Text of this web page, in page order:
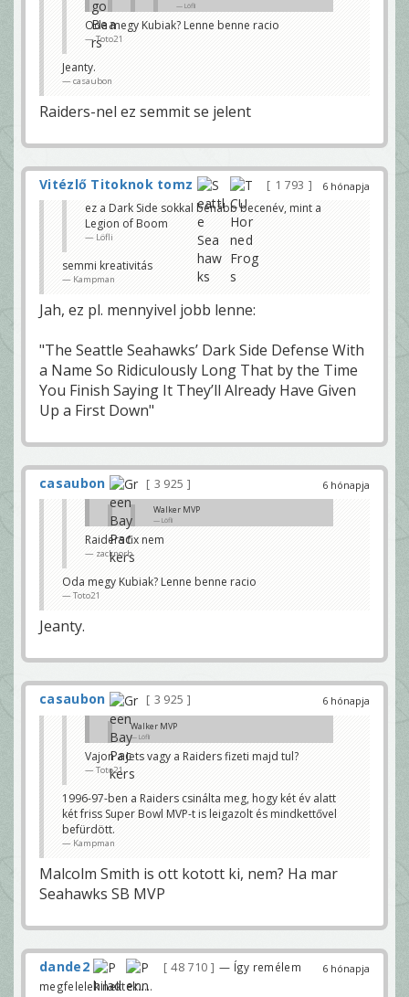
Löfli
Elsètál a SB MVP címmel 🙂
zacknorb
Oda megy Kubiak? Lenne benne racio
Toto21
Jeanty.
casaubon
Raiders-nel ez semmit se jelent
6 hónapja
Vitézlő Titoknok tomz
1 793
ez a Dark Side sokkal bénább becenév, mint a
Legion of Boom
Löfli
semmi kreativitás
Kampman
Jah, ez pl. mennyivel jobb lenne:
"The Seattle Seahawks’ Dark Side Defense With
a Name So Ridiculously Long That by the Time
You Finish Saying It They’ll Already Have Given
Up a First Down"
6 hónapja
casaubon 3 925
Walker MVP
Löfli
Elsètál a SB MVP címmel 🙂
Vajon a Jets vagy a Raiders fizeti majd tul?
Raiders fix nem
zacknorb
Oda megy Kubiak? Lenne benne racio
Toto21
Jeanty.
6 hónapja
casaubon 3 925
Walker MVP
Löfli
Elsètál a SB MVP címmel 🙂
dande2
Vajon a Jets vagy a Raiders fizeti majd tul?
Toto21
1996-97-ben a Raiders csinálta meg, hogy két év alatt
két friss Super Bowl MVP-t is leigazolt és mindkettővel
befürdött.
Kampman
Malcolm Smith is ott kotott ki, nem? Ha mar
Seahawks SB MVP
6 hónapja
dande2 48 710
— Így remélem
megfelelek nektek.....